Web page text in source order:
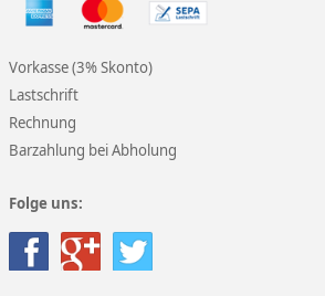
Vorkasse (3% Skonto)
Lastschrift
Rechnung
Barzahlung bei Abholung
Folge uns: